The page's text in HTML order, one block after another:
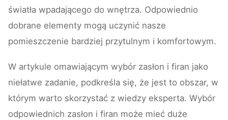
światła wpadającego do wnętrza. Odpowiednio
dobrane elementy mogą uczynić nasze
pomieszczenie bardziej przytulnym i komfortowym.
W artykule omawiającym wybór zasłon i firan jako
niełatwe zadanie, podkreśla się, że jest to obszar, w
którym warto skorzystać z wiedzy eksperta. Wybór
odpowiednich zasłon i firan może mieć duże